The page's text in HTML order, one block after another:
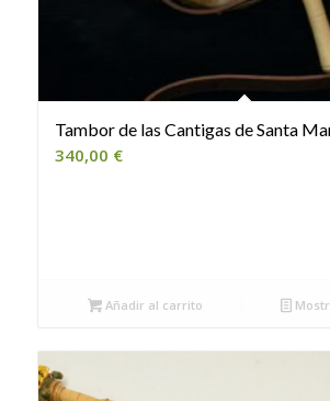
Tambor de las Cantigas de Santa
340,00 €
Añadir al carrito